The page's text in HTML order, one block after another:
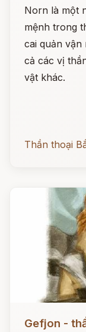
Norn là một
mệnh trong
cai quản vận
cả các vị
vật khác.
Thần thoại
Gefjon -